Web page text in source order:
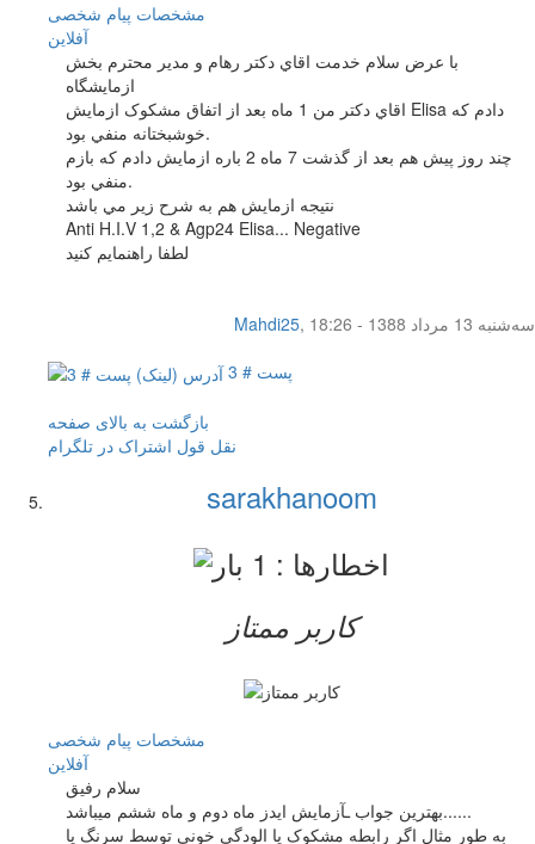
مشخصات پیام شخصی
آفلاين
با عرض سلام خدمت اقاي دکتر رهام و مدير محترم بخش
ازمايشگاه
اقاي دکتر من 1 ماه بعد از اتفاق مشکوک ازمايش Elisa دادم که
خوشبختانه منفي بود.
چند روز پيش هم بعد از گذشت 7 ماه 2 باره ازمايش دادم که بازم
منفي بود.
نتيجه ازمايش هم به شرح زير مي باشد
Anti H.I.V 1,2 & Agp24 Elisa... Negative
لطفا راهنمايم كنيد
Mahdi25,
سه‌شنبه 13 مرداد 1388 - 18:26
پست # 3
بازگشت به بالای صفحه
نقل قول اشتراک در تلگرام
sarakhanoom
کاربر ممتاز
مشخصات پیام شخصی
آفلاين
سلام رفیق
بهترین جواب ـآزمایش ایدز ماه دوم و ماه ششم میباشد......
به طور مثال اگر رابطه مشکوک یا الودگی خونی توسط سرنگ یا